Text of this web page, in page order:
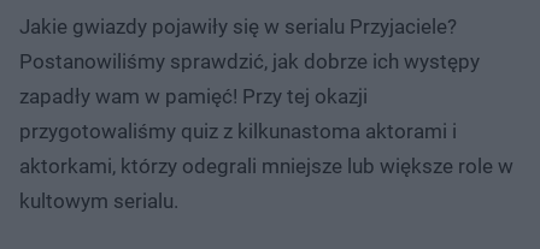
Jakie gwiazdy pojawiły się w serialu Przyjaciele?
Postanowiliśmy sprawdzić, jak dobrze ich występy
zapadły wam w pamięć! Przy tej okazji
przygotowaliśmy quiz z kilkunastoma aktorami i
aktorkami, którzy odegrali mniejsze lub większe role w
kultowym serialu.